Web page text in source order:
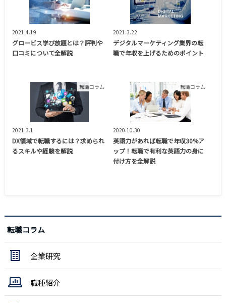
2021.4.19
グロービス学び放題とは？評判や
口コミについて全解説
2021.3.22
デジタルマーケティング業界の転
職で年収を上げるためのポイント
転職コラム
2021.3.1
DX領域で転職するには？求められ
るスキルや経験を解説
転職コラム
2020.10.30
英語力があれば転職で年収30%ア
ップ！転職で有利な英語力の身に
付け方を全解説
転職コラム
企業研究
職種紹介